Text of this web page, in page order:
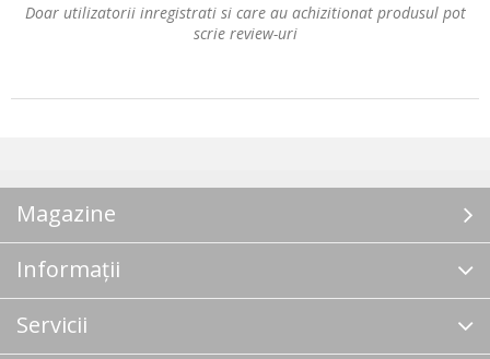
Doar utilizatorii inregistrati si care au achizitionat produsul pot
scrie review-uri
Magazine
Informații
Servicii